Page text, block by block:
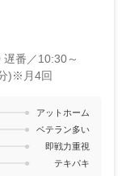
遅番／10:30～
)※月4回
アットホーム
ベテラン多い
即戦力重視
テキパキ